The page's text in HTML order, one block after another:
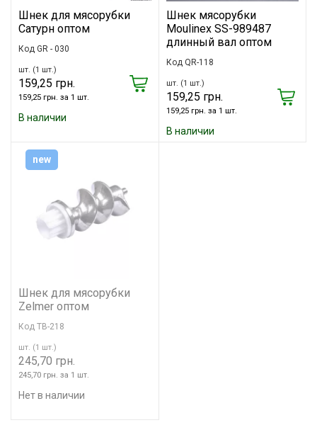
Шнек для мясорубки
Сатурн оптом
Код GR - 030
шт. (1 шт.)
159,25 грн.
159,25 грн. за 1 шт.
В наличии
Шнек мясорубки
Moulinex SS-989487
длинный вал оптом
Код QR-118
шт. (1 шт.)
159,25 грн.
159,25 грн. за 1 шт.
В наличии
Шнек для мясорубки
Zelmer оптом
Код TB-218
шт. (1 шт.)
245,70 грн.
245,70 грн. за 1 шт.
Нет в наличии
new